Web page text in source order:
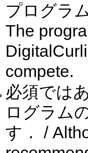
プログラ
The
compete.
必須では
ログラム
す． /